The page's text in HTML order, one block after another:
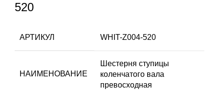
520
АРТИКУЛ WHIT-Z004-520
НАИМЕНОВАНИЕ
Шестерня ступицы
коленчатого вала
превосходная